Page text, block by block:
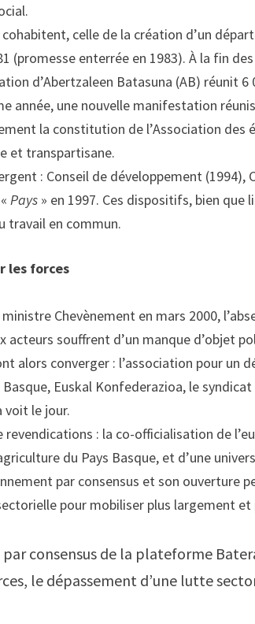
celle de la création d’un
(promesse enterrée en 1983). À la fin
d’Abertzaleen Batasuna (AB) réunit 6
année, une nouvelle manifestation
la constitution de l’Association des
et transpartisane.
: Conseil de développement (1994),
«Pays » en 1997. Ces dispositifs, bien
travail en commun.
les forces
Chevènement en mars 2000,
acteurs souffrent d’un manque d’objet
alors converger : l’association pour un
Euskal Konfederazioa, le
voit le jour.
: la co-officialisation de
du Pays Basque, et d’une
par consensus et son ouverture
pour mobiliser plus largement et
consensus de la plateforme
le dépassement d’une lutte